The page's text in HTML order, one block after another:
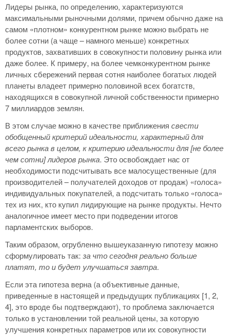
Лидеры рынка, по определению, характеризуются
максимальными рыночными долями, причем обычно даже на
самом «плотном» конкурентном рынке можно выбрать не
более сотни (а чаще – намного меньше) конкретных
продуктов, захвативших в совокупности половину рынка или
даже более. К примеру, на более чемконкурентном рынке
личных сбережений первая сотня наиболее богатых людей
планеты владеет примерно половиной всех богатств,
находящихся в совокупной личной собственности примерно
7 миллиардов землян.
В этом случае можно в качестве приближения свести
обобщенный критерий идеальности, характерный для
всего рынка в целом, к критерию идеальности для [не более
чем сотни] лидеров рынка. Это освобождает нас от
необходимости подсчитывать все малосущественные (для
производителей – получателей доходов от продаж) «голоса»
индивидуальных покупателей, а подсчитать только «голоса»
тех из них, кто купил лидирующие на рынке продукты. Нечто
аналогичное имеет место при подведении итогов
парламентских выборов.
Таким образом, огрубленно вышеуказанную гипотезу можно
сформулировать так: за что сегодня реально больше
платят, то и будет улучшаться завтра.
Если эта гипотеза верна (а объективные данные,
приведенные в настоящей и предыдущих публикациях [1, 2,
4], это вроде бы подтверждают), то проблема заключается
только в установлении той реальной цены, за которую
улучшения конкретных параметров или их совокупности